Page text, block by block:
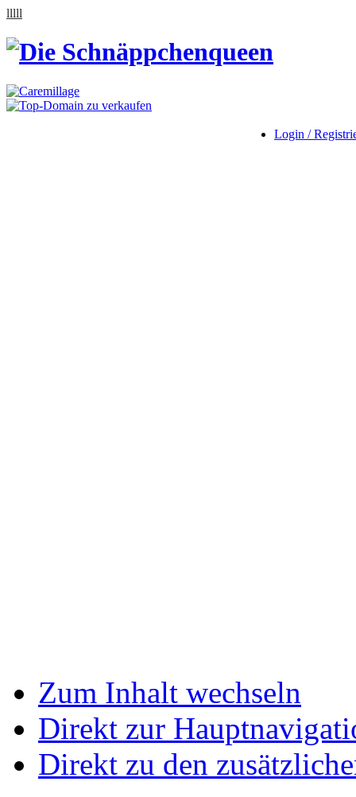
lllll
Login /
Zum Inhalt wechseln
Direkt zur
Direkt zu den